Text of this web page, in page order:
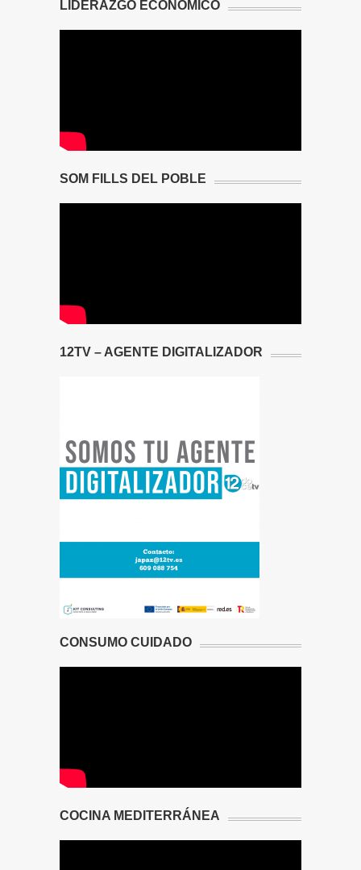
LIDERAZGO ECONÓMICO
SOM FILLS DEL POBLE
12TV – AGENTE DIGITALIZADOR
CONSUMO CUIDADO
COCINA MEDITERRÁNEA